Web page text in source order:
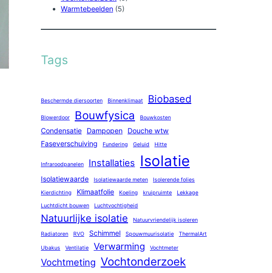
Warmtebeelden (5)
Tags
Beschermde diersoorten Binnenklimaat Biobased
Blowerdoor Bouwfysica Bouwkosten
Condensatie Dampopen
Douche wtw
Faseverschuiving
Fundering Geluid Hitte
Infraroodpanelen Installaties Isolatie
Isolatiewaarde Isolatiewaarde meten
Isolerende folies
Kierdichting
Klimaatfolie Koeling kruipruimte
Lekkage
Luchtdicht bouwen
Luchtvochtigheid
Natuurlijke isolatie Natuurvriendelijk isoleren
Radiatoren RVO Schimmel Spouwmuurisolatie ThermalArt
Ubakus Ventilatie Verwarming Vochtmeter
Vochtmeting Vochtonderzoek